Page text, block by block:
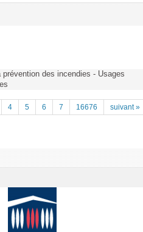
des incendies - Usages
4 5 6 7 16676 suivant »